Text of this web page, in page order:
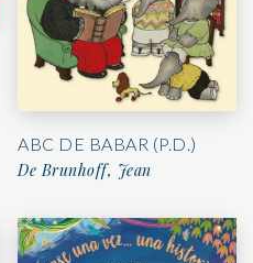
ABC DE BABAR (P.D.)
De Brunhoff, Jean